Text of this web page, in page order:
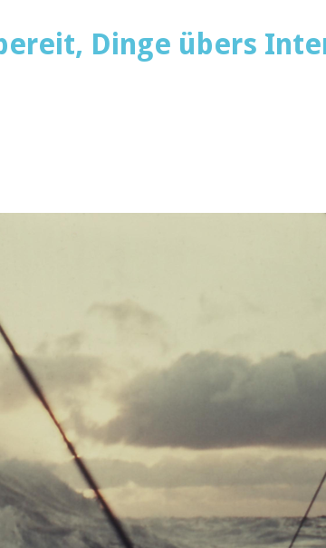
Dinge übers